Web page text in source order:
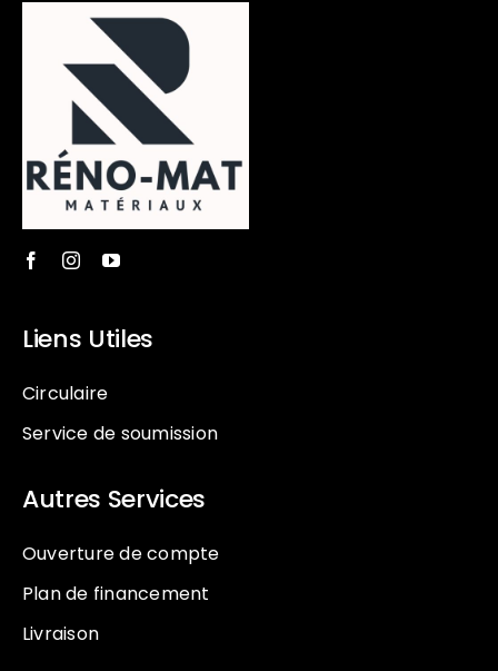
Liens Utiles
Circulaire
Service de soumission
Autres Services
Ouverture de compte
Plan de financement
Livraison